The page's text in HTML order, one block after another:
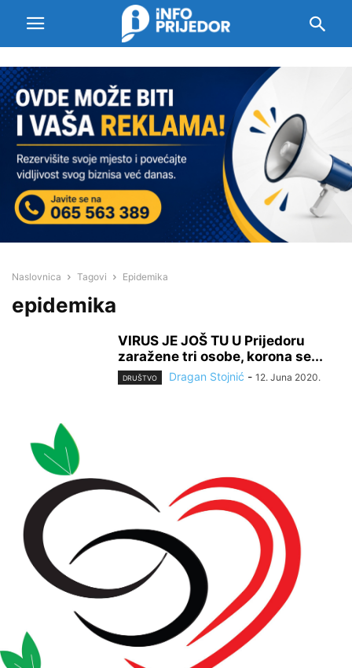
Naslovnica Tagovi Epidemika
epidemika
VIRUS JE JOŠ TU U Prijedoru
zaražene tri osobe, korona se...
DRUŠTVO Dragan Stojnić - 12. Juna 2020.